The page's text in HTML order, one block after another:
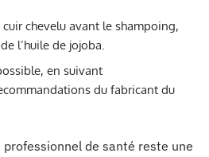
cuir chevelu avant le shampoing,
l’huile de jojoba.
en suivant
du fabricant du
de santé reste une